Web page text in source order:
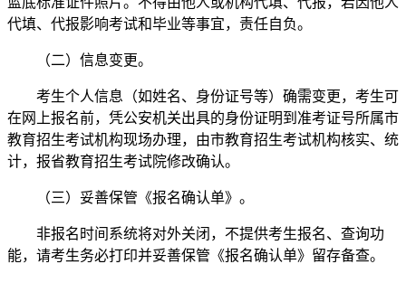
代填、代报影响考试和毕业等事宜，责任自负。
（二）信息变更。
考生个人信息（如姓名、身份证号等）确需变更，考生可
在网上报名前，凭公安机关出具的身份证明到准考证号所属市
教育招生考试机构现场办理，由市教育招生考试机构核实、统
计，报省教育招生考试院修改确认。
（三）妥善保管《报名确认单》。
非报名时间系统将对外关闭，不提供考生报名、查询功
能，请考生务必打印并妥善保管《报名确认单》留存备查。